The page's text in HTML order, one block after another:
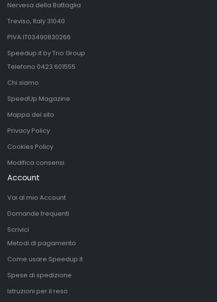
Nervesa della Battaglia
Treviso, Italy 31040
PIVA IT03490830266
Speedup.it by Trio Group
Telefono 0423.601555
Chi siamo
SpeedUp Magazine
Mappa del sito
Privacy Policy
Cookies Policy
Modifica consensi
Account
Vai al mio Account
Domande frequenti
Scrivici
Metodi di pagamento
Come usare Speedup.it
Spese di spedizione
Istruzioni per il reso